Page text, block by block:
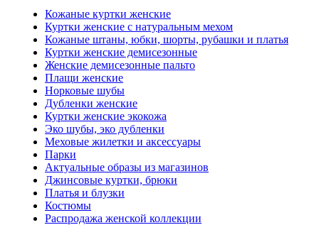
Кожаные куртки женские
Куртки женские с натуральным мехом
Кожаные штаны, юбки, шорты, рубашки и платья
Куртки женские демисезонные
Женские демисезонные пальто
Плащи женские
Норковые шубы
Дубленки женские
Куртки женские экокожа
Эко шубы, эко дубленки
Меховые жилетки и аксессуары
Парки
Актуальные образы из магазинов
Джинсовые куртки, брюки
Платья и блузки
Костюмы
Распродажа женской коллекции